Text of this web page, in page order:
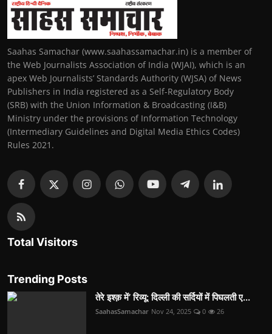
Saahas Samachar (www.saahassamachar.in) is a member of
the Web Journalists Association of India (WJAI), which is an
apex Web Journalists’ Standards Authority (WJSA) of News
Publishers in India registered as a Self-Regulatory Body
(SRB) with the Union Information & Broadcasting (I&B)
Ministry under the provisions of Information Technology
(Intermediary Guidelines and Digital Media Ethics Codes)
Rules 2021.
Total Visitors
Trending Posts
तेरे इश्क़ में’ रिव्यू: दिल्ली की सर्दियों में पिघलती ए...
SaahasSamachar Nov 24, 2025 0 26